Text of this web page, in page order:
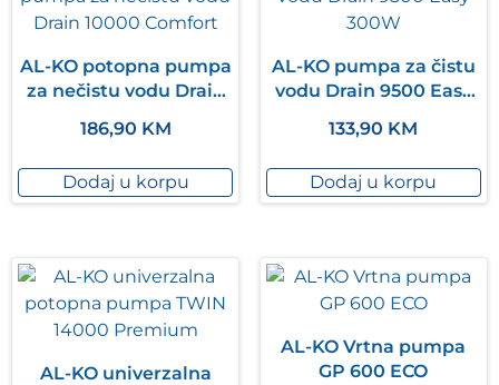
AL-KO potopna pumpa
za nečistu vodu Drain
186,90 KM
Dodaj u korpu
AL-KO pumpa za čistu
vodu Drain 9500 Easy
133,90 KM
Dodaj u korpu
AL-KO univerzalna
AL-KO Vrtna pumpa
GP 600 ECO